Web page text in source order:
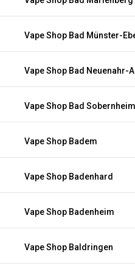
Vape Shop Bad Münster-
Vape Shop Bad Neuenahr-
Vape Shop Bad Sobernheim
Vape Shop Badem
Vape Shop Badenhard
Vape Shop Badenheim
Vape Shop Baldringen